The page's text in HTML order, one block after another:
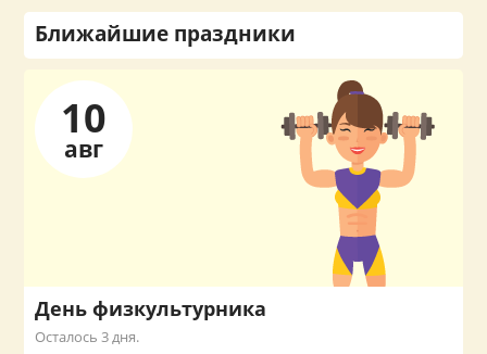
Ближайшие праздники
10
авг
День физкультурника
Осталось 3 дня.